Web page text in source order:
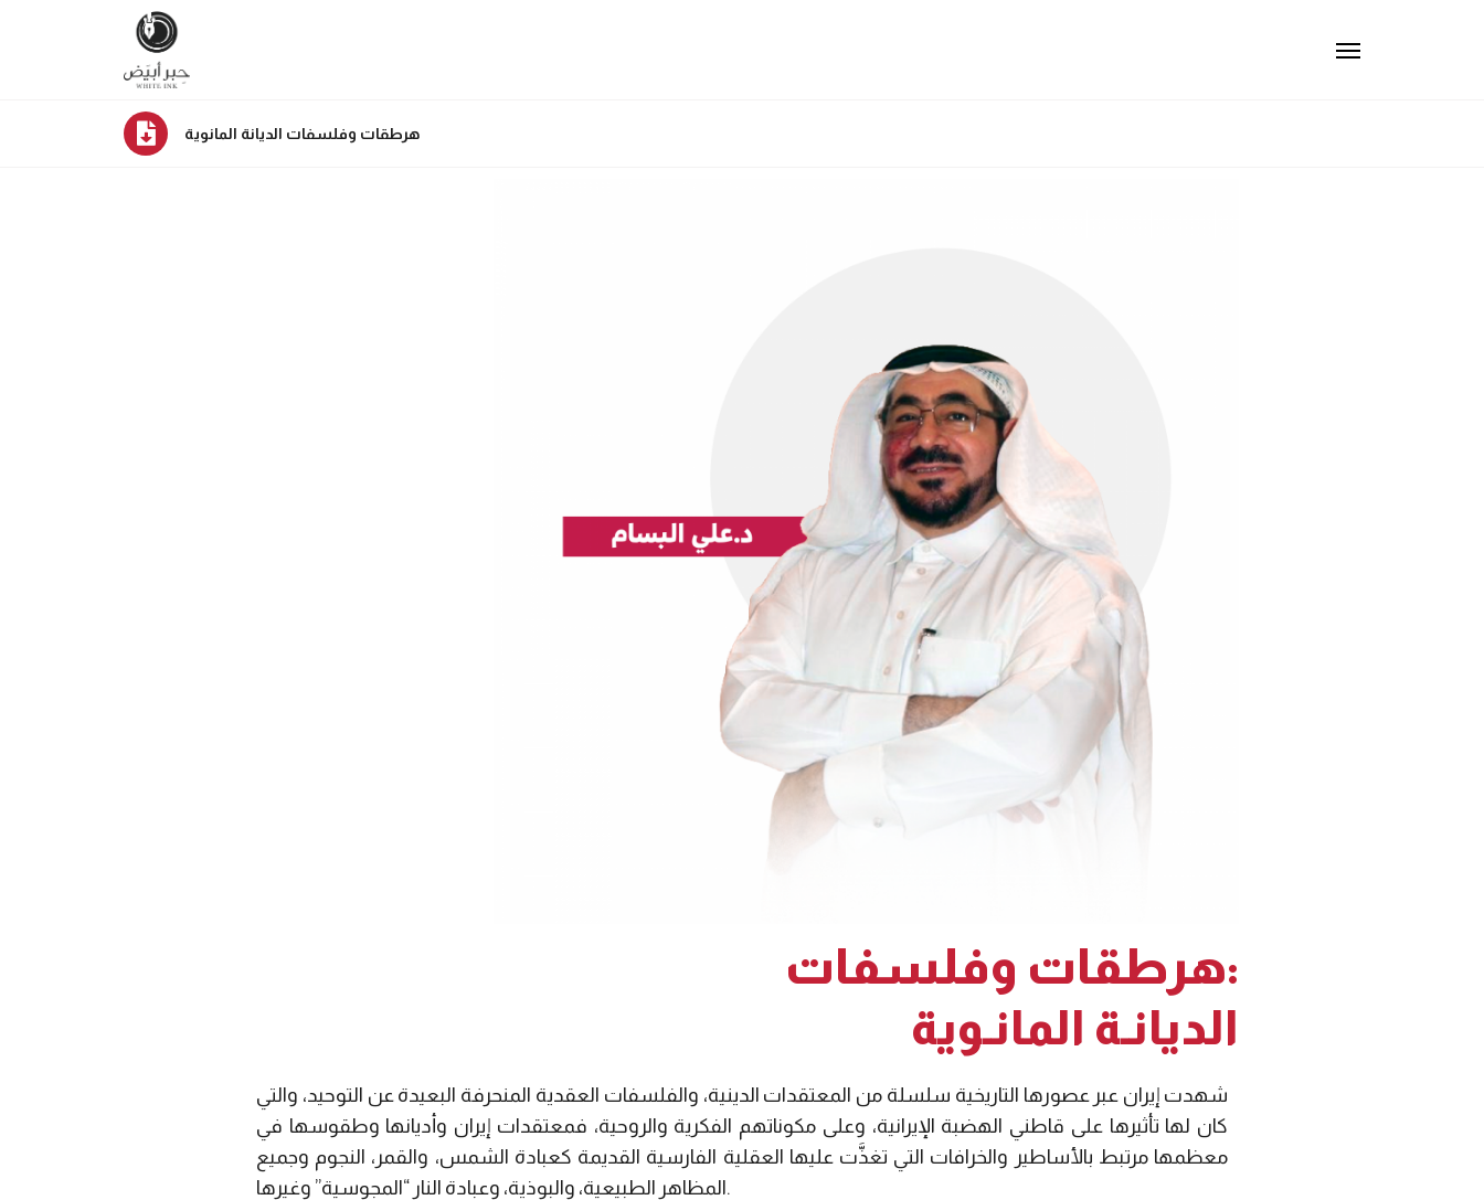
هرطقات وفلسفات الديانة المانوية
هرطقات وفلسفات:
الديانـة المانـوية
شهدت إيران عبر عصورها التاريخية سلسلة من المعتقدات الدينية، والفلسفات العقدية المنحرفة البعيدة عن التوحيد، والتي
كان لها تأثيرها على قاطني الهضبة الإيرانية، وعلى مكوناتهم الفكرية والروحية، فمعتقدات إيران وأديانها وطقوسها في
معظمها مرتبط بالأساطير والخرافات التي تغذَّت عليها العقلية الفارسية القديمة كعبادة الشمس، والقمر، النجوم وجميع
المظاهر الطبيعية، والبوذية، وعبادة النار “المجوسية” وغيرها.